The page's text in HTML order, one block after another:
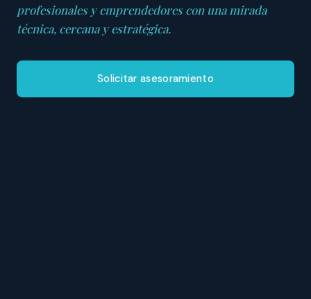
profesionales y emprendedores con una mirada
técnica, cercana y estratégica.
Solicitar asesoramiento